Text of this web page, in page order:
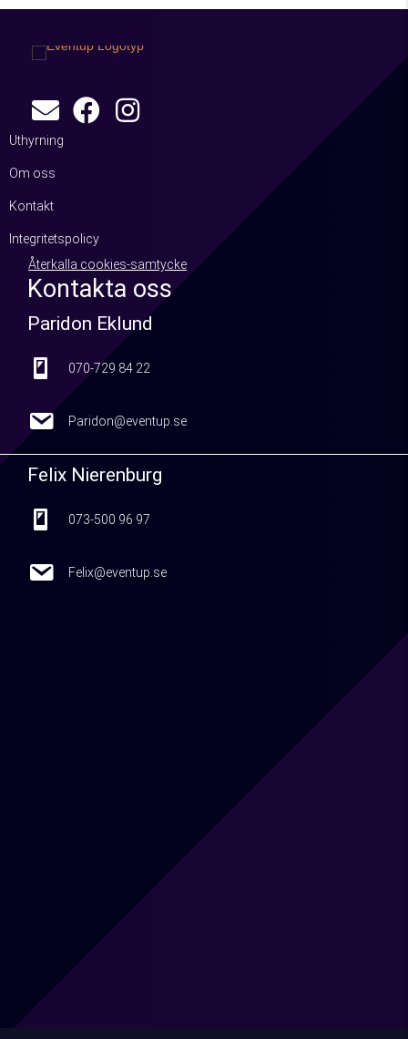
Uthyrning
Om oss
Kontakt
Integritetspolicy
Återkalla cookies-samtycke
Kontakta oss
Paridon Eklund
070-729 84 22
070-729 84 22
Paridon@eventup.se
Paridon@eventup.se
Felix Nierenburg
073-500 96 97
073-500 96 97
Felix@eventup.se
Felix@eventup.se